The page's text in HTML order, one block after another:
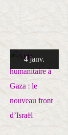
4 janv.